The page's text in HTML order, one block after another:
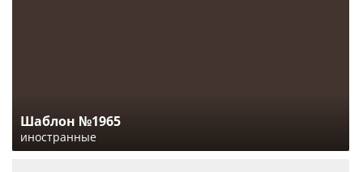
Шаблон №1965
иностранные